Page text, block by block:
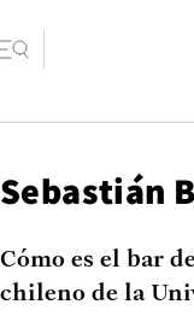
Sebastián
Cómo es el bar
chileno de la